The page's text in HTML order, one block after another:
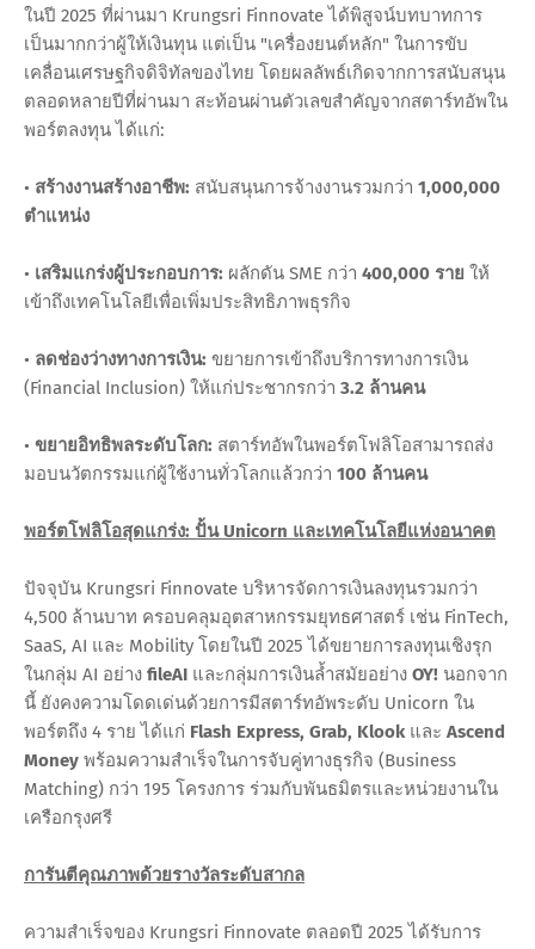
ในปี 2025 ที่ผ่านมา Krungsri Finnovate ได้พิสูจน์บทบาทการ
เป็นมากกว่าผู้ให้เงินทุน แต่เป็น "เครื่องยนต์หลัก" ในการขับ
เคลื่อนเศรษฐกิจดิจิทัลของไทย โดยผลลัพธ์เกิดจากการสนับสนุน
ตลอดหลายปีที่ผ่านมา สะท้อนผ่านตัวเลขสำคัญจากสตาร์ทอัพใน
พอร์ตลงทุน ได้แก่:
• สร้างงานสร้างอาชีพ: สนับสนุนการจ้างงานรวมกว่า 1,000,000
ตำแหน่ง
• เสริมแกร่งผู้ประกอบการ: ผลักดัน SME กว่า 400,000 ราย ให้
เข้าถึงเทคโนโลยีเพื่อเพิ่มประสิทธิภาพธุรกิจ
• ลดช่องว่างทางการเงิน: ขยายการเข้าถึงบริการทางการเงิน
(Financial Inclusion) ให้แก่ประชากรกว่า 3.2 ล้านคน
• ขยายอิทธิพลระดับโลก: สตาร์ทอัพในพอร์ตโฟลิโอสามารถส่ง
มอบนวัตกรรมแก่ผู้ใช้งานทั่วโลกแล้วกว่า 100 ล้านคน
พอร์ตโฟลิโอสุดแกร่ง: ปั้น Unicorn และเทคโนโลยีแห่งอนาคต
ปัจจุบัน Krungsri Finnovate บริหารจัดการเงินลงทุนรวมกว่า
4,500 ล้านบาท ครอบคลุมอุตสาหกรรมยุทธศาสตร์ เช่น FinTech,
SaaS, AI และ Mobility โดยในปี 2025 ได้ขยายการลงทุนเชิงรุก
ในกลุ่ม AI อย่าง fileAI และกลุ่มการเงินล้ำสมัยอย่าง OY! นอกจาก
นี้ ยังคงความโดดเด่นด้วยการมีสตาร์ทอัพระดับ Unicorn ใน
พอร์ตถึง 4 ราย ได้แก่ Flash Express, Grab, Klook และ Ascend
Money พร้อมความสำเร็จในการจับคู่ทางธุรกิจ (Business
Matching) กว่า 195 โครงการ ร่วมกับพันธมิตรและหน่วยงานใน
เครือกรุงศรี
การันตีคุณภาพด้วยรางวัลระดับสากล
ความสำเร็จของ Krungsri Finnovate ตลอดปี 2025 ได้รับการ